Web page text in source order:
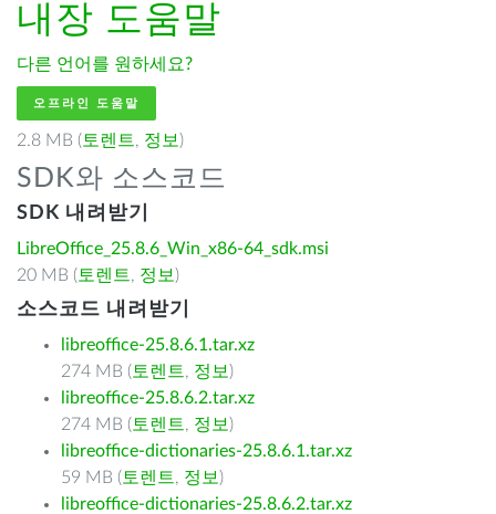
내장 도움말
다른 언어를 원하세요?
오프라인 도움말
2.8 MB ( 토렌트, 정보 )
SDK와 소스코드
SDK 내려받기
LibreOffice_25.8.6_Win_x86-64_sdk.msi
20 MB ( 토렌트, 정보 )
소스코드 내려받기
libreoffice-25.8.6.1.tar.xz
274 MB ( 토렌트, 정보 )
libreoffice-25.8.6.2.tar.xz
274 MB ( 토렌트, 정보 )
libreoffice-dictionaries-25.8.6.1.tar.xz
59 MB ( 토렌트, 정보 )
libreoffice-dictionaries-25.8.6.2.tar.xz